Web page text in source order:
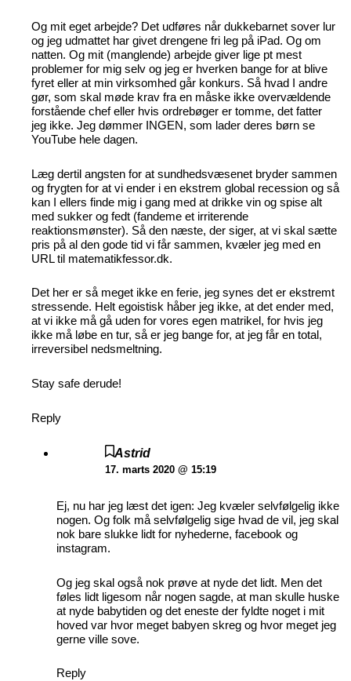
Og mit eget arbejde? Det udføres når dukkebarnet sover lur
og jeg udmattet har givet drengene fri leg på iPad. Og om
natten. Og mit (manglende) arbejde giver lige pt mest
problemer for mig selv og jeg er hverken bange for at blive
fyret eller at min virksomhed går konkurs. Så hvad I andre
gør, som skal møde krav fra en måske ikke overvældende
forstående chef eller hvis ordrebøger er tomme, det fatter
jeg ikke. Jeg dømmer INGEN, som lader deres børn se
YouTube hele dagen.
Læg dertil angsten for at sundhedsvæsenet bryder sammen
og frygten for at vi ender i en ekstrem global recession og så
kan I ellers finde mig i gang med at drikke vin og spise alt
med sukker og fedt (fandeme et irriterende
reaktionsmønster). Så den næste, der siger, at vi skal sætte
pris på al den gode tid vi får sammen, kvæler jeg med en
URL til matematikfessor.dk.
Det her er så meget ikke en ferie, jeg synes det er ekstremt
stressende. Helt egoistisk håber jeg ikke, at det ender med,
at vi ikke må gå uden for vores egen matrikel, for hvis jeg
ikke må løbe en tur, så er jeg bange for, at jeg får en total,
irreversibel nedsmeltning.
Stay safe derude!
Reply
Astrid
17. marts 2020 @ 15:19
Ej, nu har jeg læst det igen: Jeg kvæler selvfølgelig ikke
nogen. Og folk må selvfølgelig sige hvad de vil, jeg skal
nok bare slukke lidt for nyhederne, facebook og
instagram.
Og jeg skal også nok prøve at nyde det lidt. Men det
føles lidt ligesom når nogen sagde, at man skulle huske
at nyde babytiden og det eneste der fyldte noget i mit
hoved var hvor meget babyen skreg og hvor meget jeg
gerne ville sove.
Reply